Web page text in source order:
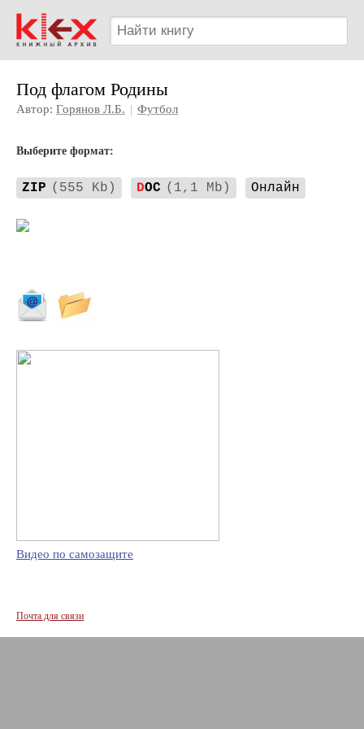
Под флагом Родины
Автор: Горянов Л.Б. | Футбол
Выберите формат:
ZIP (555 Kb) DOC (1,1 Mb) Онлайн
Видео по самозащите
Почта для связи